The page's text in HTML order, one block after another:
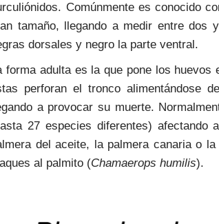
Comúnmente es conocido
tamaño, llegando a medir entre dos
dorsales y negro la parte ventral.
forma adulta es la que pone los
perforan el tronco alimentándose
a provocar su muerte.
27 especies diferentes) afectando
del aceite, la palmera canaria o
al palmito (Chamaerops humilis).